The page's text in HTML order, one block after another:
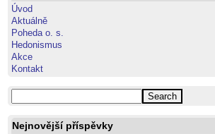
Úvod
Aktuálně
Poheda o. s.
Hedonismus
Akce
Kontakt
Nejnovější příspěvky